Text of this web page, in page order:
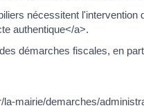
nécessitent
authentique</a>.
démarches fiscales, en
mairie/demarches/